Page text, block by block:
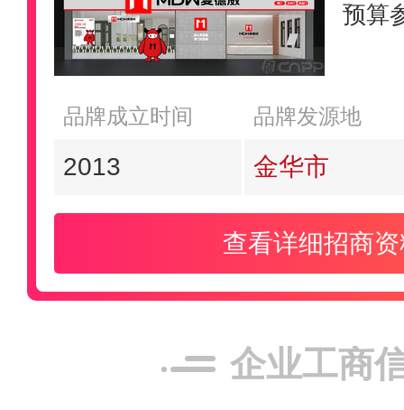
预算
品牌成立时间
2013
品牌发源地
金华市
查看详细招商
企业工商